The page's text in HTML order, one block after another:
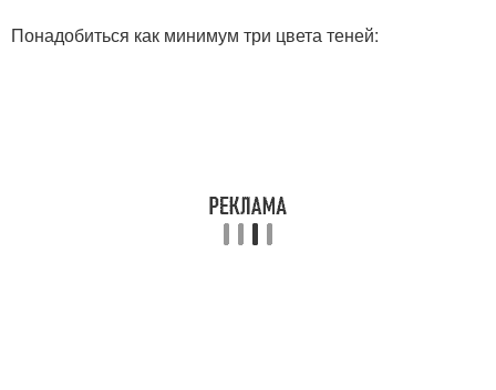
Понадобиться как минимум три цвета теней: